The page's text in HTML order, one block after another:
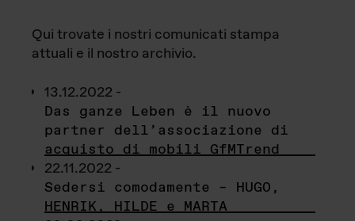
Qui trovate i nostri comunicati stampa
attuali e il nostro archivio.
13.12.2022 -
Das ganze Leben è il nuovo
partner dell’associazione di
acquisto di mobili GfMTrend
22.11.2022 -
Sedersi comodamente – HUGO,
HENRIK, HILDE e MARTA